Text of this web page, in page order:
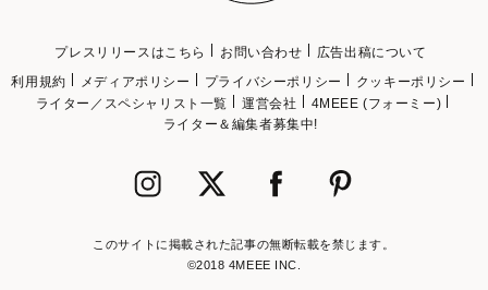
プレスリリースはこちら お問い合わせ
広告出稿について
利用規約
メディアポリシー プライバシーポリシー
クッキーポリシー
ライター／スペシャリスト一覧
運営会社
4MEEE (フォーミー)
ライター＆編集者募集中!
このサイトに掲載された記事の無断転載を禁じます。
©2018 4MEEE INC.